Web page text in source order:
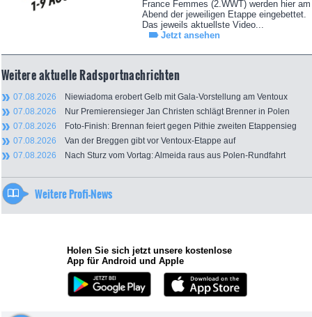
France Femmes (2.WWT) werden hier am
Abend der jeweiligen Etappe eingebettet.
Das jeweils aktuellste Video...
Jetzt ansehen
Weitere aktuelle Radsportnachrichten
07.08.2026 Niewiadoma erobert Gelb mit Gala-Vorstellung am Ventoux
07.08.2026 Nur Premierensieger Jan Christen schlägt Brenner in Polen
07.08.2026 Foto-Finish: Brennan feiert gegen Pithie zweiten Etappensieg
07.08.2026 Van der Breggen gibt vor Ventoux-Etappe auf
07.08.2026 Nach Sturz vom Vortag: Almeida raus aus Polen-Rundfahrt
Weitere Profi-News
Holen Sie sich jetzt unsere kostenlose
App für Android und Apple